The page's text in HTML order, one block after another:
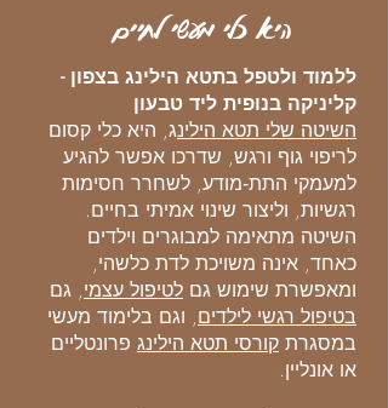
היא כלי מעשי לחיים
ללמוד ולטפל בתטא הילינג בצפון -
קליניקה בנופית ליד טבעון
השיטה שלי תטא הילינג, היא כלי קסום
לריפוי גוף ורגש, שדרכו אפשר להגיע
למעמקי התת‑מודע, לשחרר חסימות
רגשיות, וליצור שינוי אמיתי בחיים.
השיטה מתאימה למבוגרים וילדים
כאחד, אינה משויכת לדת כלשהי,
ומאפשרת שימוש גם לטיפול עצמי, גם
בטיפול רגשי לילדים, וגם בלימוד מעשי
במסגרת קורסי תטא הילינג פרונטליים
או אונליין.